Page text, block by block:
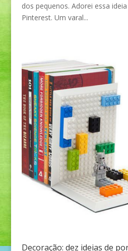
dos pequenos. Adorei essa
Pinterest. Um varal...
Decoração: dez ideias de